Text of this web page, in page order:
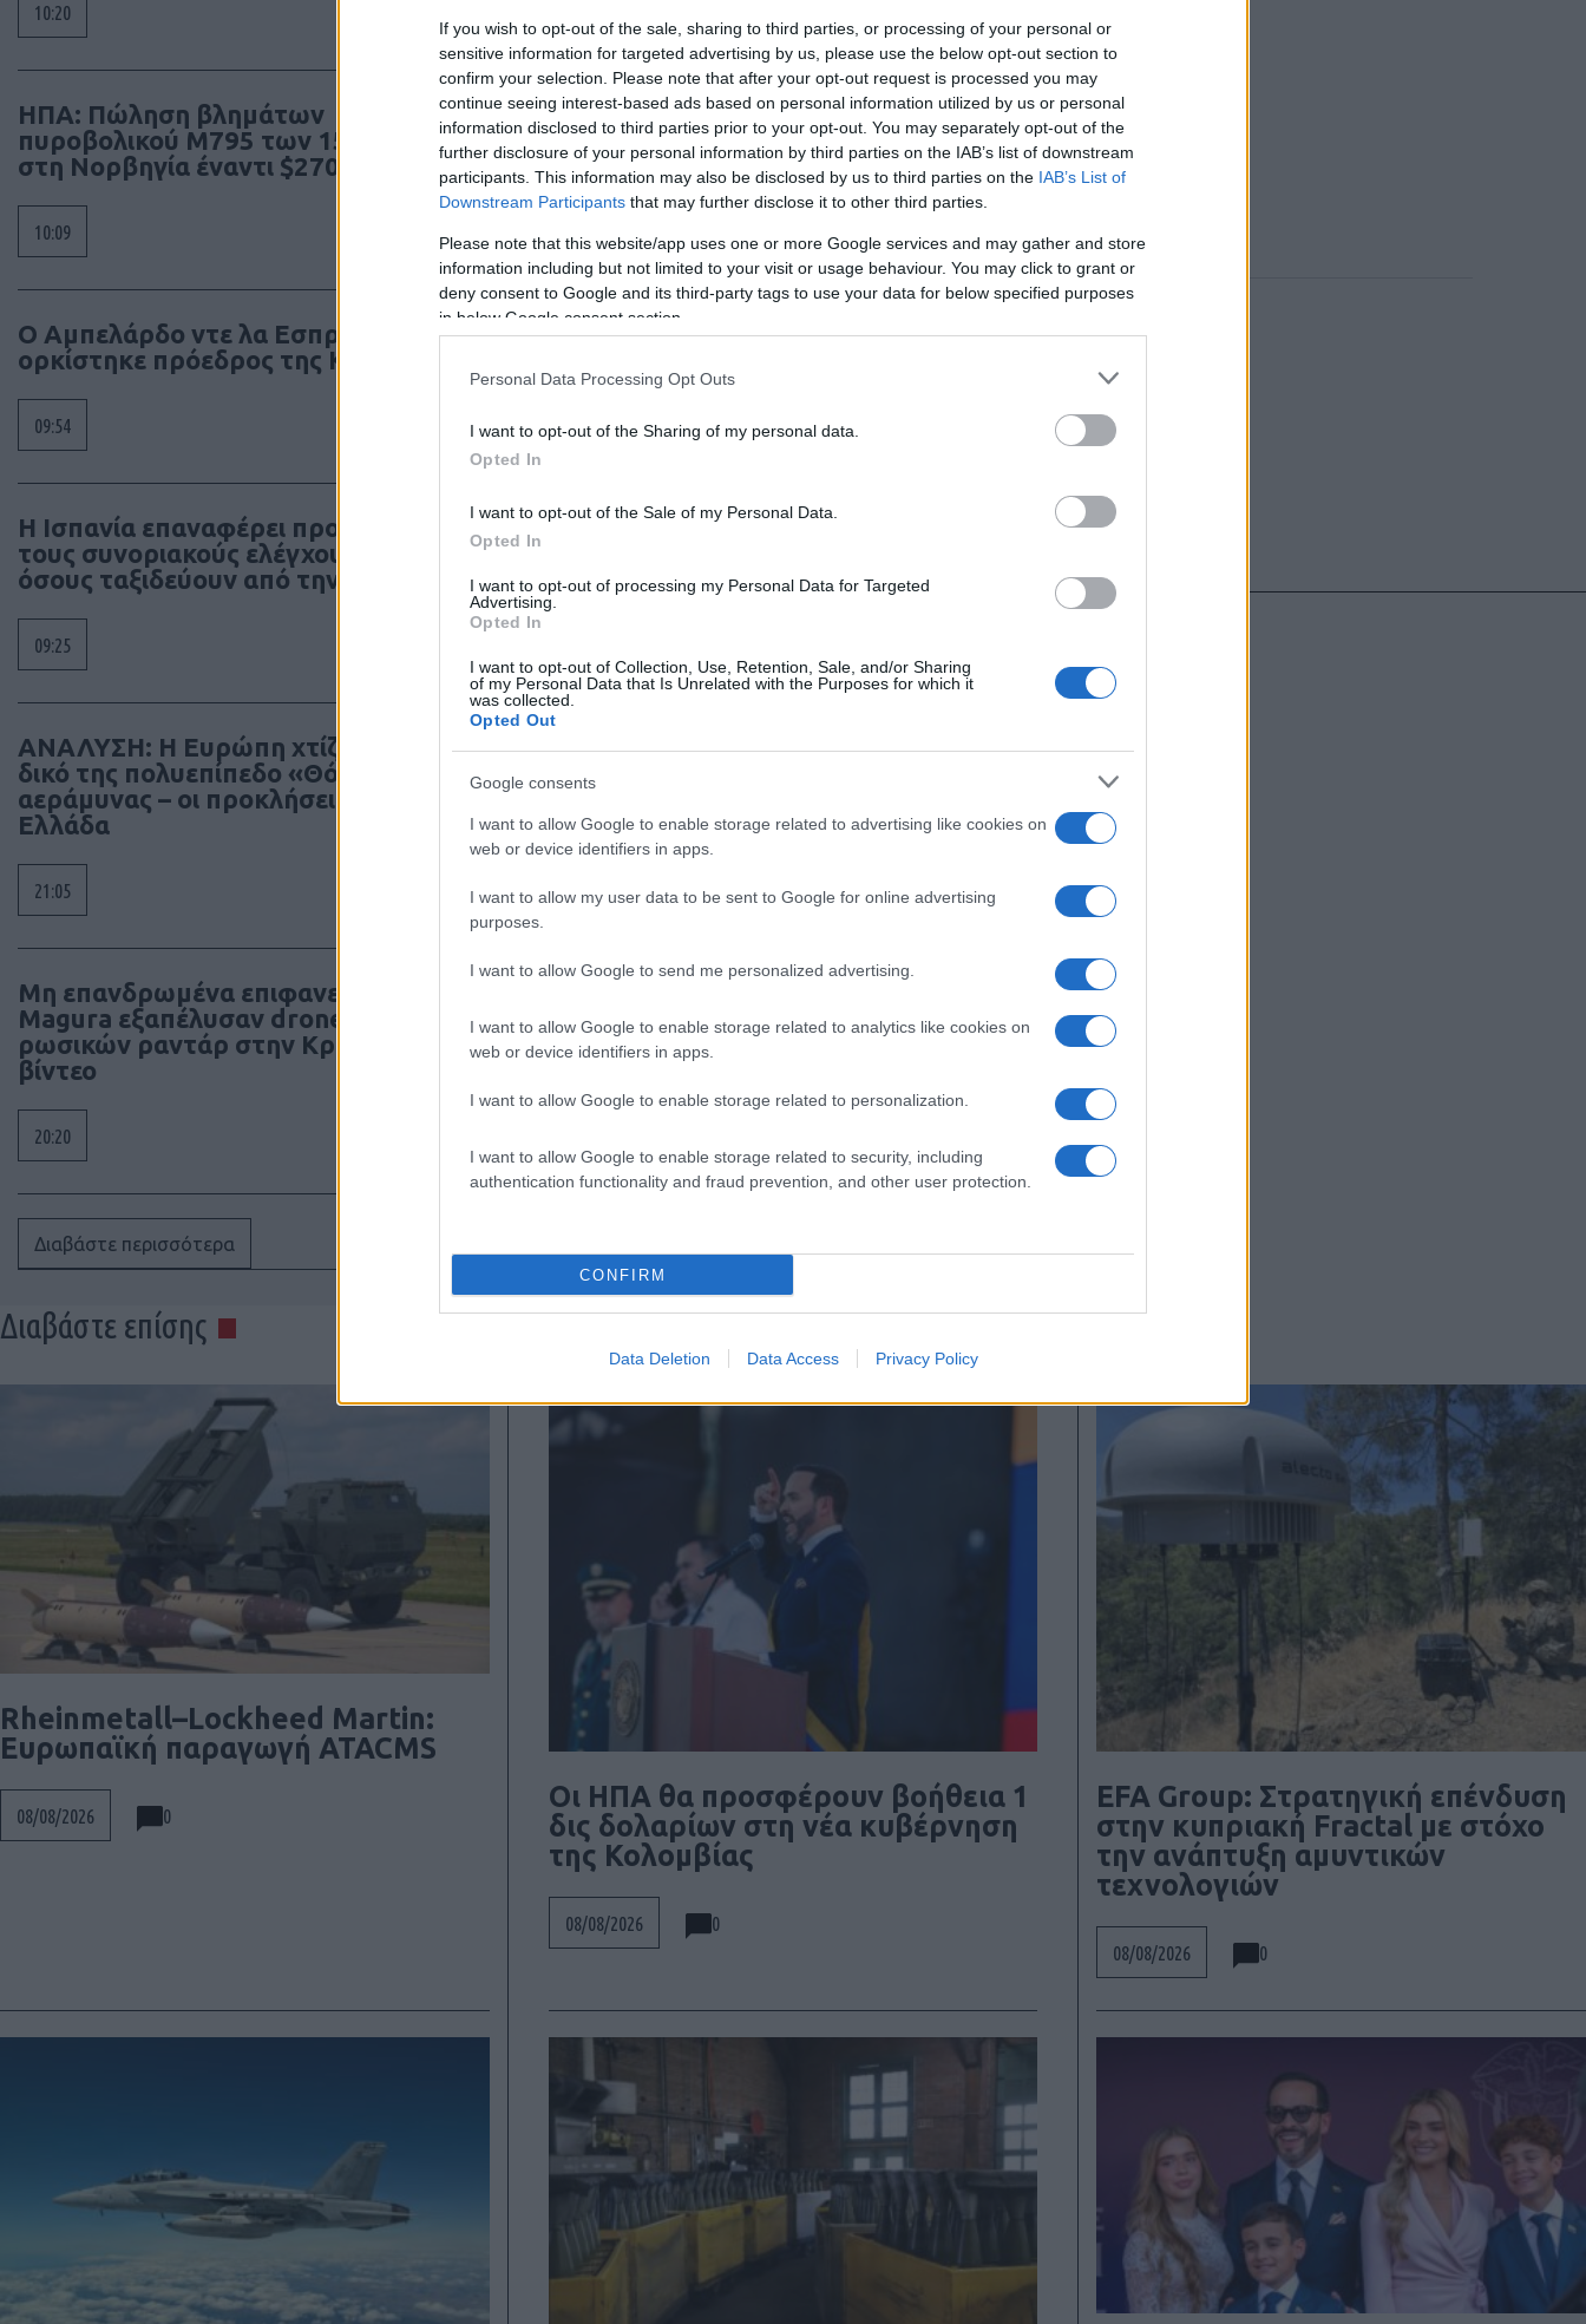
If you wish to opt-out of the sale, sharing to third parties, or processing of your personal or
sensitive information for targeted advertising by us, please use the below opt-out section to
confirm your selection. Please note that after your opt-out request is processed you may
continue seeing interest-based ads based on personal information utilized by us or personal
information disclosed to third parties prior to your opt-out. You may separately opt-out of the
further disclosure of your personal information by third parties on the IAB’s list of downstream
participants. This information may also be disclosed by us to third parties on the IAB’s List of
Downstream Participants that may further disclose it to other third parties.
Please note that this website/app uses one or more Google services and may gather and store
information including but not limited to your visit or usage behaviour. You may click to grant or
deny consent to Google and its third-party tags to use your data for below specified purposes
in below Google consent section.
Personal Data Processing Opt Outs
I want to opt-out of the Sharing of my personal data.
Opted In
I want to opt-out of the Sale of my Personal Data.
Opted In
I want to opt-out of processing my Personal Data for Targeted
Advertising.
Opted In
I want to opt-out of Collection, Use, Retention, Sale, and/or Sharing
of my Personal Data that Is Unrelated with the Purposes for which it
was collected.
Opted Out
Google consents
I want to allow Google to enable storage related to advertising like cookies on
web or device identifiers in apps.
I want to allow my user data to be sent to Google for online advertising
purposes.
I want to allow Google to send me personalized advertising.
I want to allow Google to enable storage related to analytics like cookies on
web or device identifiers in apps.
I want to allow Google to enable storage related to personalization.
I want to allow Google to enable storage related to security, including
authentication functionality and fraud prevention, and other user protection.
CONFIRM
Data Deletion Data Access Privacy Policy
10:20
ΗΠΑ: Πώληση βλημάτων
πυροβολικού M795 των 155 χιλ.
στη Νορβηγία έναντι $270 εκατ.
10:09
Ο Αμπελάρδο ντε λα Εσπριέγια
ορκίστηκε πρόεδρος της Κολομβίας
09:54
Η Ισπανία επαναφέρει προσωρινά
τους συνοριακούς ελέγχους για
όσους ταξιδεύουν από την Ιταλία
09:25
ΑΝΑΛΥΣΗ: Η Ευρώπη χτίζει τον
δικό της πολυεπίπεδο «Θόλο»
αεράμυνας – οι προκλήσεις για την
Ελλάδα
21:05
Μη επανδρωμένα επιφανείας
Magura εξαπέλυσαν drones κατά
ρωσικών ραντάρ στην Κριμαία –
βίντεο
20:20
Διαβάστε περισσότερα
Login
0COMMENTS
Διαβάστε επίσης
Rheinmetall–Lockheed Martin:
Ευρωπαϊκή παραγωγή ATACMS
08/08/2026 0
Οι ΗΠΑ θα προσφέρουν βοήθεια 1
δις δολαρίων στη νέα κυβέρνηση
της Κολομβίας
08/08/2026 0
EFA Group: Στρατηγική επένδυση
στην κυπριακή Fractal με στόχο
την ανάπτυξη αμυντικών
τεχνολογιών
08/08/2026 0